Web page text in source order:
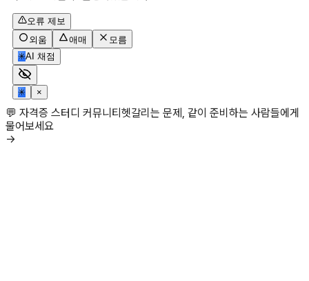
오류 제보
외움
애매
모름
✳AI 채점
✳ ×
💬 자격증 스터디 커뮤니티헷갈리는 문제, 같이 준비하는 사람들에게
물어보세요
→